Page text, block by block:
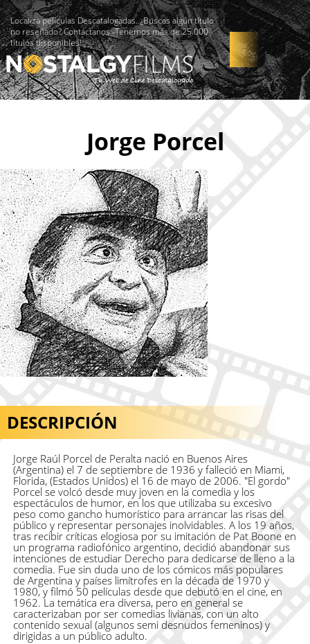
Localiza películas Descatalogadas. ¿Buscas algún título
no reseñado? Contáctanos -Tenemos más de 25.000
títulos disponibles!
Jorge Porcel
DESCRIPCIÓN
Jorge Raúl Porcel de Peralta nació en Buenos Aires
(Argentina) el 7 de septiembre de 1936 y falleció en Miami,
Florida, (Estados Unidos) el 16 de mayo de 2006. "El gordo"
Porcel se volcó desde muy joven en la comedia y los
espectáculos de humor, en los que utilizaba su excesivo
peso como gancho humorístico para arrancar las risas del
público y representar personajes inolvidables. A los 19 años,
tras recibir críticas elogiosa por su imitación de Pat Boone en
un programa radiofónico argentino, decidió abandonar sus
intenciones de estudiar Derecho para dedicarse de lleno a la
comedia. Fue sin duda uno de los cómicos más populares
de Argentina y países limítrofes en la década de 1970 y
1980, y filmó 50 películas desde que debutó en el cine, en
1962. La temática era diversa, pero en general se
caracterizaban por ser comedias livianas, con un alto
contenido sexual (algunos semi desnudos femeninos) y
dirigidas a un público adulto.